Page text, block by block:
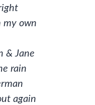
my own
& Jane
rain
again